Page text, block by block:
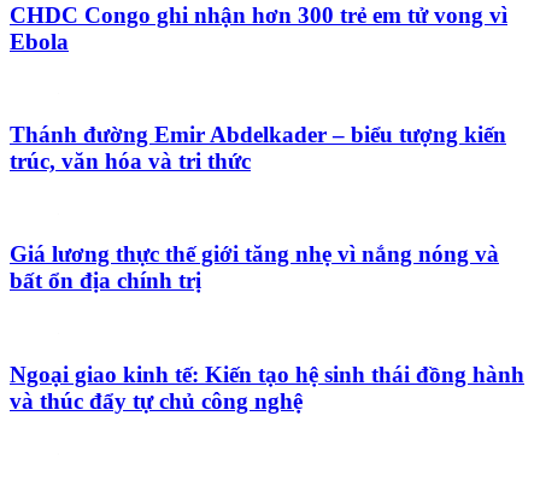
CHDC Congo ghi nhận hơn 300 trẻ em tử vong vì
Ebola
Thánh đường Emir Abdelkader – biểu tượng kiến
trúc, văn hóa và tri thức
Giá lương thực thế giới tăng nhẹ vì nắng nóng và
bất ổn địa chính trị
Ngoại giao kinh tế: Kiến tạo hệ sinh thái đồng hành
và thúc đẩy tự chủ công nghệ